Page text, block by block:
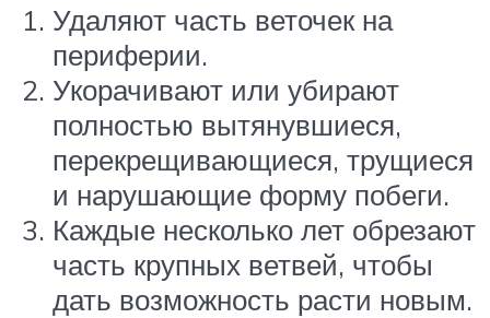
Удаляют часть веточек на
периферии.
Укорачивают или убирают
полностью вытянувшиеся,
перекрещивающиеся, трущиеся
и нарушающие форму побеги.
Каждые несколько лет обрезают
часть крупных ветвей, чтобы
дать возможность расти новым.